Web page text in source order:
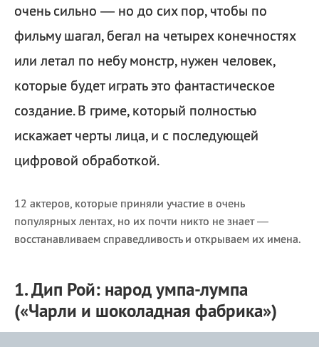
очень сильно — но до сих пор, чтобы по
фильму шагал, бегал на четырех конечностях
или летал по небу монстр, нужен человек,
которые будет играть это фантастическое
создание. В гриме, который полностью
искажает черты лица, и с последующей
цифровой обработкой.
12 актеров, которые приняли участие в очень
популярных лентах, но их почти никто не знает —
восстанавливаем справедливость и открываем их имена.
1. Дип Рой: народ умпа-лумпа
(«Чарли и шоколадная фабрика»)